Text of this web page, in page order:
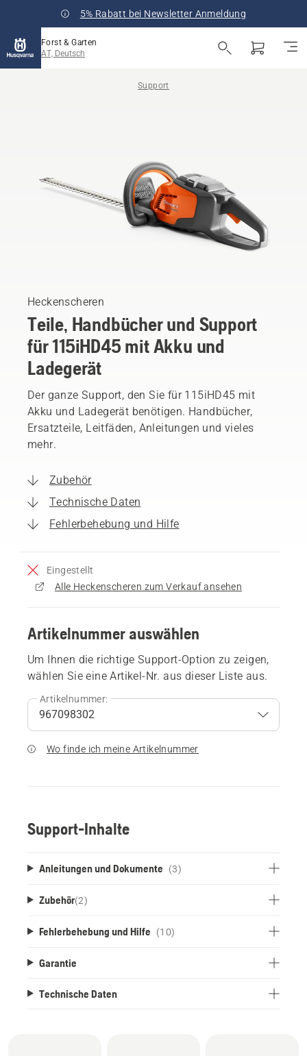
5% Rabatt bei Newsletter Anmeldung
Forst & Garten
AT, Deutsch
Support
Heckenscheren
Teile, Handbücher und Support
für 115iHD45 mit Akku und
Ladegerät
Der ganze Support, den Sie für 115iHD45 mit
Akku und Ladegerät benötigen. Handbücher,
Ersatzteile, Leitfäden, Anleitungen und vieles
mehr.
Zubehör
Technische Daten
Fehlerbehebung und Hilfe
Eingestellt
Alle Heckenscheren zum Verkauf ansehen
Artikelnummer auswählen
Um Ihnen die richtige Support-Option zu zeigen,
wählen Sie eine Artikel-Nr. aus dieser Liste aus.
Artikelnummer:
Wo finde ich meine Artikelnummer
Support-Inhalte
Anleitungen und Dokumente (3)
Zubehör(2)
Fehlerbehebung und Hilfe (10)
Garantie
Technische Daten